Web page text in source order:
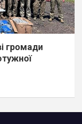
громади